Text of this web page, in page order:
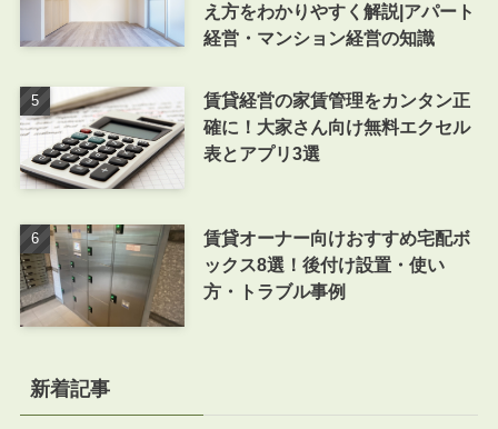
え方をわかりやすく解説|アパート
経営・マンション経営の知識
賃貸経営の家賃管理をカンタン正
確に！大家さん向け無料エクセル
表とアプリ3選
賃貸オーナー向けおすすめ宅配ボ
ックス8選！後付け設置・使い
方・トラブル事例
新着記事